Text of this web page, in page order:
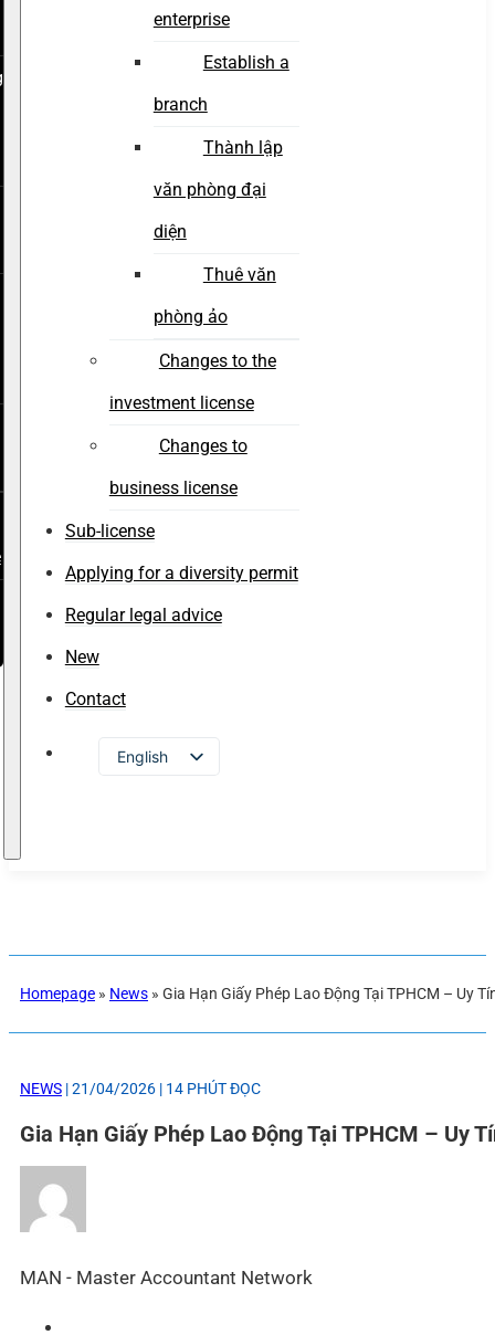
enterprise
Establish a
branch
Thành lập
văn phòng đại
diện
Thuê văn
phòng ảo
Changes to the
investment license
Changes to
business license
Sub-license
Applying for a diversity permit
Regular legal advice
New
Contact
English
Homepage » News » Gia Hạn Giấy Phép Lao Động Tại TPHCM – Uy
NEWS | 21/04/2026 | 14 PHÚT ĐỌC
Gia Hạn Giấy Phép Lao Động Tại TPHCM – Uy
MAN - Master Accountant Network